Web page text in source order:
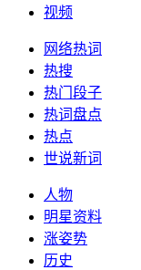
视频
网络热词
热搜
热门段子
热词盘点
热点
世说新词
人物
明星资料
涨姿势
历史